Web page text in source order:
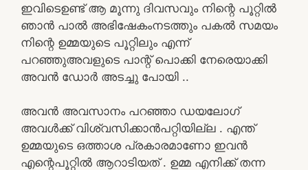
ഇവിടെഉണ്ട് ആ മൂന്നു ദിവസവും നിന്റെ പൂറ്റിൽ
ഞാൻ പാൽ അഭിഷേകംനടത്തും പകൽ സമയം
നിന്റെ ഉമ്മയുടെ പൂറ്റിലും എന്ന്
പറഞ്ഞുഅവളുടെ പാന്റ് പൊക്കി നേരെയാക്കി
അവൻ ഡോർ അടച്ചു പോയി ..
അവൻ അവസാനം പറഞ്ഞാ ഡയലോഗ്
അവൾക്ക് വിശ്വസിക്കാൻപറ്റിയില്ല . എന്ത്
ഉമ്മയുടെ ഒത്താശ പ്രകാരമാണോ ഇവൻ
എന്റെപൂറ്റിൽ ആറാടിയത് . ഉമ്മ എനിക്ക് തന്ന